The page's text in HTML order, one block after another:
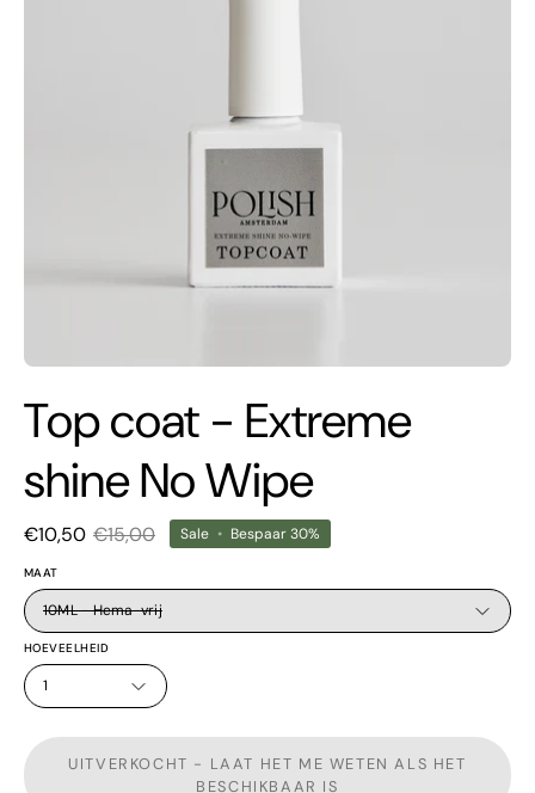
Top coat - Extreme
shine No Wipe
€10,50 €15,00 Sale • Bespaar30%
MAAT
10ML - Hema-vrij
HOEVEELHEID
1
UITVERKOCHT - LAAT HET ME WETEN ALS HET
BESCHIKBAAR IS